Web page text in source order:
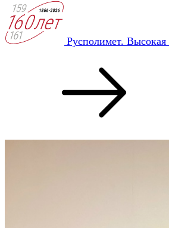
Русполимет. Высокая